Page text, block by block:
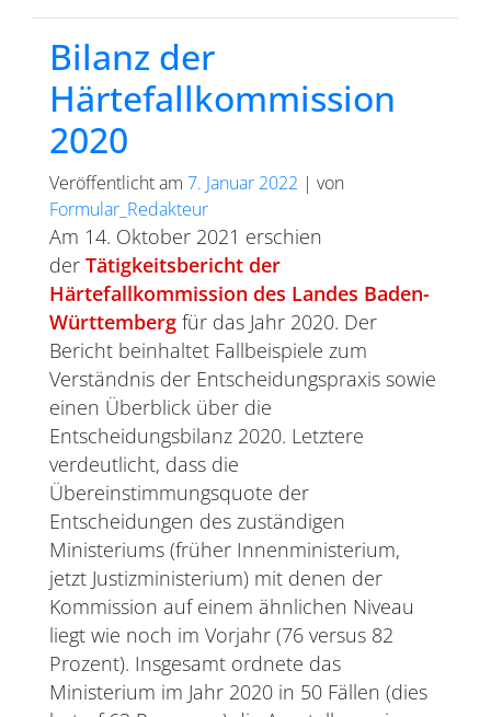
Bilanz der
Härtefallkommission
2020
Veröffentlicht am 7. Januar 2022 | von
Formular_Redakteur
Am 14. Oktober 2021 erschien
der Tätigkeitsbericht der
Härtefallkommission des Landes Baden-
Württemberg für das Jahr 2020. Der
Bericht beinhaltet Fallbeispiele zum
Verständnis der Entscheidungspraxis sowie
einen Überblick über die
Entscheidungsbilanz 2020. Letztere
verdeutlicht, dass die
Übereinstimmungsquote der
Entscheidungen des zuständigen
Ministeriums (früher Innenministerium,
jetzt Justizministerium) mit denen der
Kommission auf einem ähnlichen Niveau
liegt wie noch im Vorjahr (76 versus 82
Prozent). Insgesamt ordnete das
Ministerium im Jahr 2020 in 50 Fällen (dies